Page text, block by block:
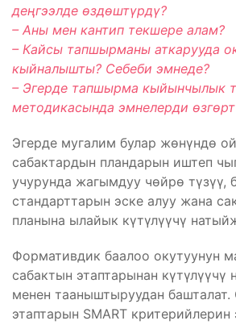
деңгээлде өздөштүрдү?
– Аны мен кантип текшере алам?
– Кайсы тапшырманы аткарууда
кыйналышты? Себеби эмнеде?
– Эгерде тапшырма кыйынчылык
методикасында эмнелерди
Эгерде мугалим булар жөнүндө
сабактардын пландарын иштеп
учурунда жагымдуу чөйрө түзүү,
стандарттарын эске алуу жана
планына ылайык күтүлүүчү
Формативдик баалоо окутуунун
сабактын этаптарынан күтүлүүчү
менен тааныштыруудан башталат.
этаптарын SMART критерийлерин